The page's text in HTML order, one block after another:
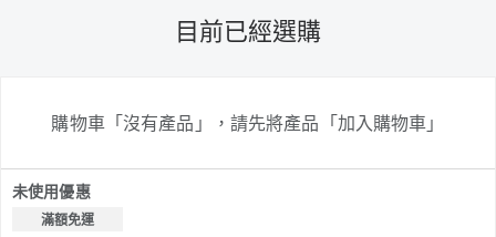
目前已經選購
購物車「沒有產品」，請先將產品「加入購物車」
未使用優惠
滿額免運